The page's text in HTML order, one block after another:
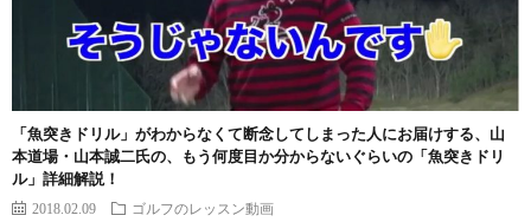
「魚突きドリル」がわからなくて断念してしまった人にお届けする、山
本道場・山本誠二氏の、もう何度目か分からないぐらいの「魚突きドリ
ル」詳細解説！
2018.02.09 ゴルフのレッスン動画